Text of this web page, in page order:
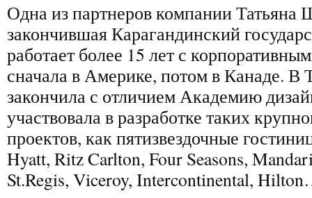
Одна из партнеров компании Татьяна
закончившая Карагандинский
работает более 15 лет с
сначала в Америке, потом в Канаде. В
закончила с отличием Академию
участвовала в разработке таких
проектов, как пятизвездочные
Hyatt, Ritz Carlton, Four Seasons,
St.Regis, Viceroy, Intercontinental,